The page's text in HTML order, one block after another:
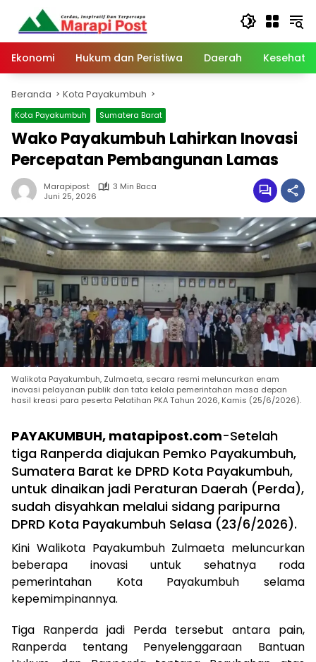
Langsung
konten
Ekonomi
Hukum dan Peristiwa Daerah
Beranda Kota Payakumbuh
Kota Payakumbuh Sumatera Barat
Wako Payakumbuh Lahirkan Inovasi
Percepatan Pembangunan Lamas
Marapipost
3 Min Baca
Juni 25, 2026
Walikota Payakumbuh, Zulmaeta, secara resmi meluncurkan enam
inovasi pelayanan publik dan tata kelola pemerintahan masa depan
hasil kreasi para peserta Pelatihan PKA Tahun 2026, Kamis (25/6/2026).
PAYAKUMBUH, matapipost.com-Setelah
tiga Ranperda diajukan Pemko Payakumbuh,
Sumatera Barat ke DPRD Kota Payakumbuh,
untuk dinaikan jadi Peraturan Daerah (Perda),
sudah disyahkan melalui sidang paripurna
DPRD Kota Payakumbuh Selasa (23/6/2026).
Kini Walikota Payakumbuh Zulmaeta meluncurkan
beberapa inovasi untuk sehatnya roda
pemerintahan Kota Payakumbuh selama
kepemimpinannya.
Tiga Ranperda jadi Perda tersebut antara pain,
Ranperda tentang Penyelenggaraan Bantuan